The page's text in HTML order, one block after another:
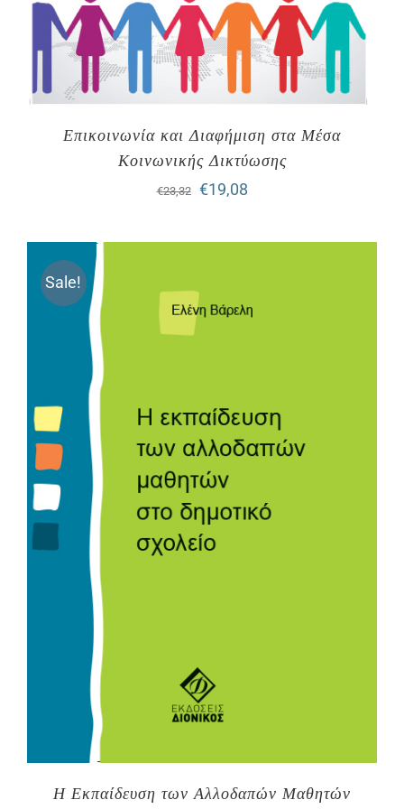
Επικοινωνία και Διαφήμιση στα Mέσα
Kοινωνικής Δικτύωσης
€23,32
Original
€19,08Η
€19,08.
Sale!
Η Εκπαίδευση των Αλλοδαπών Μαθητών